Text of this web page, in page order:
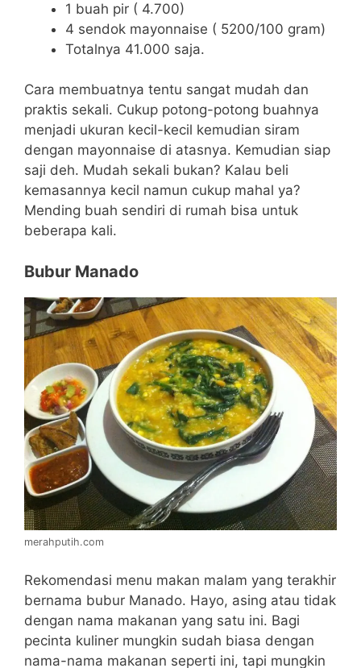
1 buah pir ( 4.700)
4 sendok mayonnaise ( 5200/100 gram)
Totalnya 41.000 saja.
Cara membuatnya tentu sangat mudah dan
praktis sekali. Cukup potong-potong buahnya
menjadi ukuran kecil-kecil kemudian siram
dengan mayonnaise di atasnya. Kemudian siap
saji deh. Mudah sekali bukan? Kalau beli
kemasannya kecil namun cukup mahal ya?
Mending buah sendiri di rumah bisa untuk
beberapa kali.
Bubur Manado
merahputih.com
Rekomendasi menu makan malam yang terakhir
bernama bubur Manado. Hayo, asing atau tidak
dengan nama makanan yang satu ini. Bagi
pecinta kuliner mungkin sudah biasa dengan
nama-nama makanan seperti ini, tapi mungkin